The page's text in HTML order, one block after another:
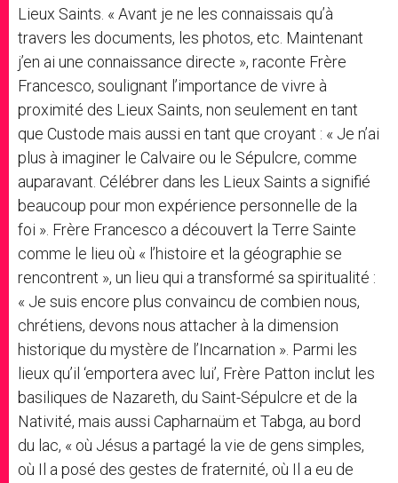
Lieux Saints. « Avant je ne les connaissais qu’à
travers les documents, les photos, etc. Maintenant
j’en ai une connaissance directe », raconte Frère
Francesco, soulignant l’importance de vivre à
proximité des Lieux Saints, non seulement en tant
que Custode mais aussi en tant que croyant : « Je n’ai
plus à imaginer le Calvaire ou le Sépulcre, comme
auparavant. Célébrer dans les Lieux Saints a signifié
beaucoup pour mon expérience personnelle de la
foi ». Frère Francesco a découvert la Terre Sainte
comme le lieu où « l’histoire et la géographie se
rencontrent », un lieu qui a transformé sa spiritualité :
« Je suis encore plus convaincu de combien nous,
chrétiens, devons nous attacher à la dimension
historique du mystère de l’Incarnation ». Parmi les
lieux qu’il ‘emportera avec lui’, Frère Patton inclut les
basiliques de Nazareth, du Saint-Sépulcre et de la
Nativité, mais aussi Capharnaüm et Tabga, au bord
du lac, « où Jésus a partagé la vie de gens simples,
où Il a posé des gestes de fraternité, où Il a eu de